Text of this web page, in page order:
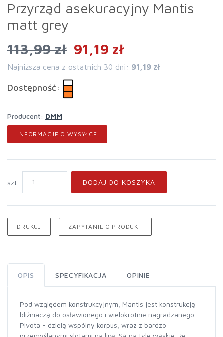
Przyrząd asekuracyjny Mantis
matt grey
113,99 zł 91,19 zł
Najniższa cena z ostatnich 30 dni: 91,19 zł
Dostępność:
Producent: DMM
INFORMACJE O WYSYŁCE
szt. DODAJ DO KOSZYKA
DRUKUJ ZAPYTANIE O PRODUKT
OPIS SPECYFIKACJA OPINIE
Pod względem konstrukcyjnym, Mantis jest konstrukcją
bliźniaczą do osławionego i wielokrotnie nagradzanego
Pivota - dzielą wspólny korpus, wraz z bardzo
przemyślanymi slotami na linę. Są na tyle wąskie, że